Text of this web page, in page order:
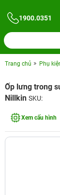
1900.0351
Trang chủ Phụ
Ốp lưng trong
Nillkin SKU:
Xem cấu hình